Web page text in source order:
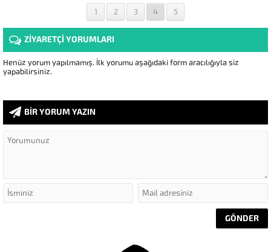
1 2 3 4 5
ZİYARETÇİ YORUMLARI
Henüz yorum yapılmamış. İlk yorumu aşağıdaki form aracılığıyla siz
yapabilirsiniz.
BİR YORUM YAZIN